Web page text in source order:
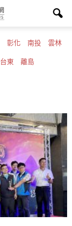
彰化 南投 雲林
台東 離島